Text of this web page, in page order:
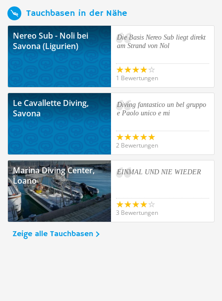
Tauchbasen in der Nähe
Nereo Sub - Noli bei
Savona (Ligurien)
Die Basis Nereo Sub liegt direkt
am Strand von Nol
1 Bewertungen
Le Cavallette Diving,
Savona
Diving fantastico un bel gruppo
e Paolo unico e mi
2 Bewertungen
Marina Diving Center,
Loano
EINMAL UND NIE WIEDER
3 Bewertungen
Zeige alle Tauchbasen